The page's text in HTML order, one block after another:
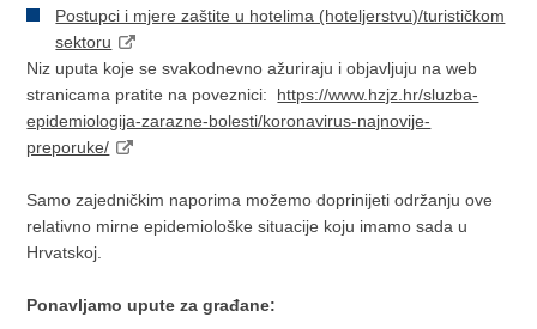
Postupci i mjere zaštite u hotelima (hoteljerstvu)/turističkom
sektoru
Niz uputa koje se svakodnevno ažuriraju i objavljuju na web
stranicama pratite na poveznici: https://www.hzjz.hr/sluzba-
epidemiologija-zarazne-bolesti/koronavirus-najnovije-
preporuke/
Samo zajedničkim naporima možemo doprinijeti održanju ove
relativno mirne epidemiološke situacije koju imamo sada u
Hrvatskoj.
Ponavljamo upute za građane: